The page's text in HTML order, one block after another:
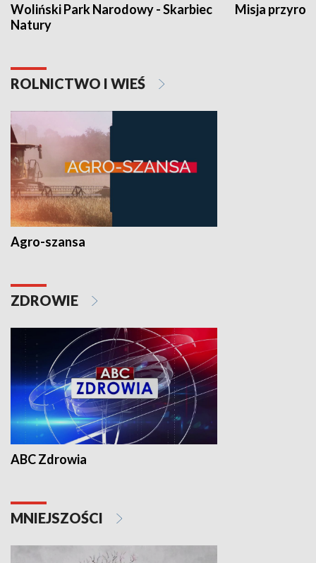
Woliński Park Narodowy - Skarbiec
Natury
Misja
ROLNICTWO I WIEŚ
Agro-szansa
ZDROWIE
ABC Zdrowia
MNIEJSZOŚCI